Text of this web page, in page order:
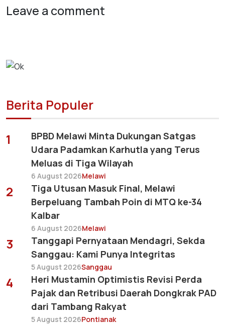
Leave a comment
Berita Populer
1
BPBD Melawi Minta Dukungan Satgas
Udara Padamkan Karhutla yang Terus
Meluas di Tiga Wilayah
6 August 2026Melawi
2
Tiga Utusan Masuk Final, Melawi
Berpeluang Tambah Poin di MTQ ke-34
Kalbar
6 August 2026Melawi
3
Tanggapi Pernyataan Mendagri, Sekda
Sanggau: Kami Punya Integritas
5 August 2026Sanggau
4
Heri Mustamin Optimistis Revisi Perda
Pajak dan Retribusi Daerah Dongkrak PAD
dari Tambang Rakyat
5 August 2026Pontianak